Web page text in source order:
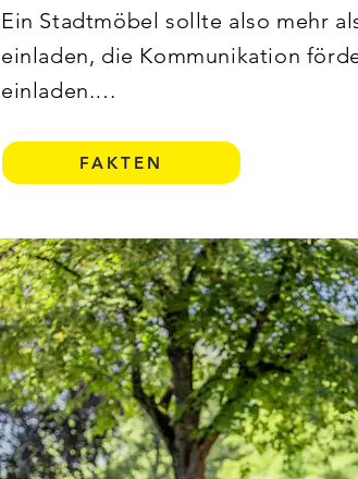
Ein Stadtmöbel sollte also mehr
einladen, die Kommunikation
einladen.
Das Stadtmöbel ist unser Beitrag
Unterschiedliche Module, Hocker,
ergeben eine Vielzahl an
FAKTEN